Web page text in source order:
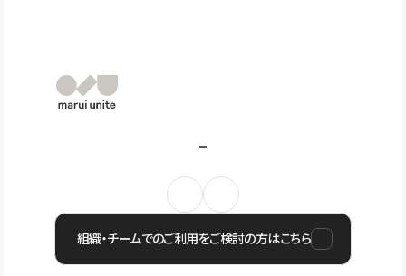
組織・チームでのご利用をご検討の方はこちら